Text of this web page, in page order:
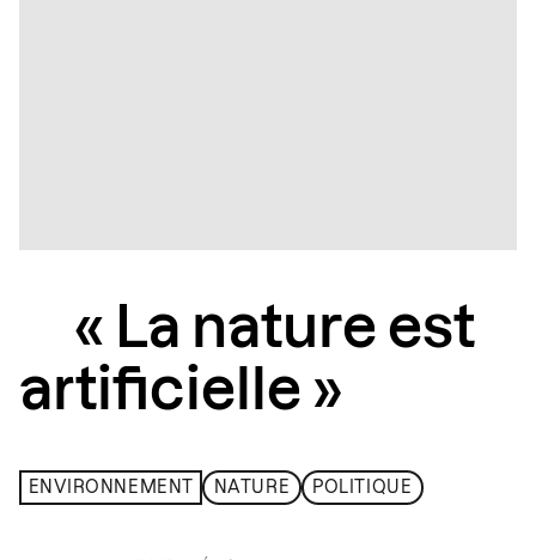
« La nature est
artificielle »
ENVIRONNEMENT NATURE POLITIQUE